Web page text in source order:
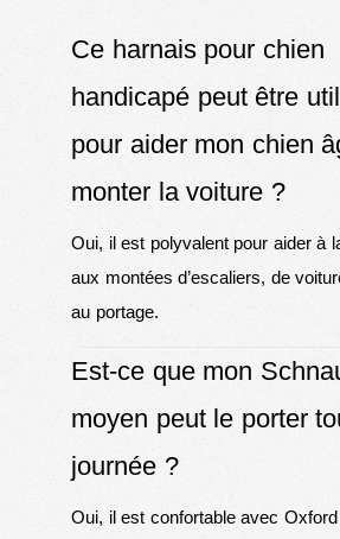
Ce harnais pour chien
handicapé peut être
pour aider mon chien
monter la voiture ?
Oui, il est polyvalent pour aider à
aux montées d’escaliers, de
au portage.
Est-ce que mon
moyen peut le porter
journée ?
Oui, il est confortable avec